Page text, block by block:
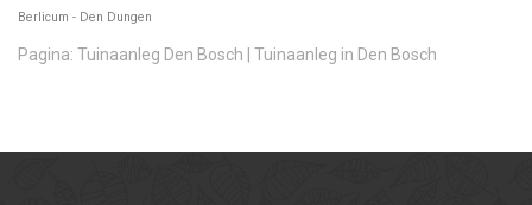
Berlicum - Den Dungen
Pagina: Tuinaanleg Den Bosch | Tuinaanleg in Den Bosch